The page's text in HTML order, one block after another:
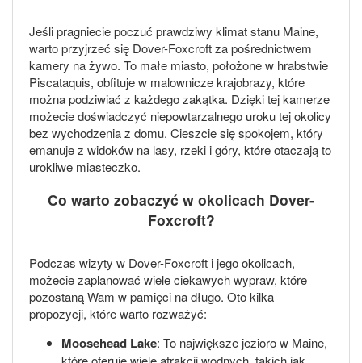
Jeśli pragniecie poczuć prawdziwy klimat stanu Maine,
warto przyjrzeć się Dover-Foxcroft za pośrednictwem
kamery na żywo. To małe miasto, położone w hrabstwie
Piscataquis, obfituje w malownicze krajobrazy, które
można podziwiać z każdego zakątka. Dzięki tej kamerze
możecie doświadczyć niepowtarzalnego uroku tej okolicy
bez wychodzenia z domu. Cieszcie się spokojem, który
emanuje z widoków na lasy, rzeki i góry, które otaczają to
urokliwe miasteczko.
Co warto zobaczyć w okolicach Dover-
Foxcroft?
Podczas wizyty w Dover-Foxcroft i jego okolicach,
możecie zaplanować wiele ciekawych wypraw, które
pozostaną Wam w pamięci na długo. Oto kilka
propozycji, które warto rozważyć:
Moosehead Lake: To największe jezioro w Maine,